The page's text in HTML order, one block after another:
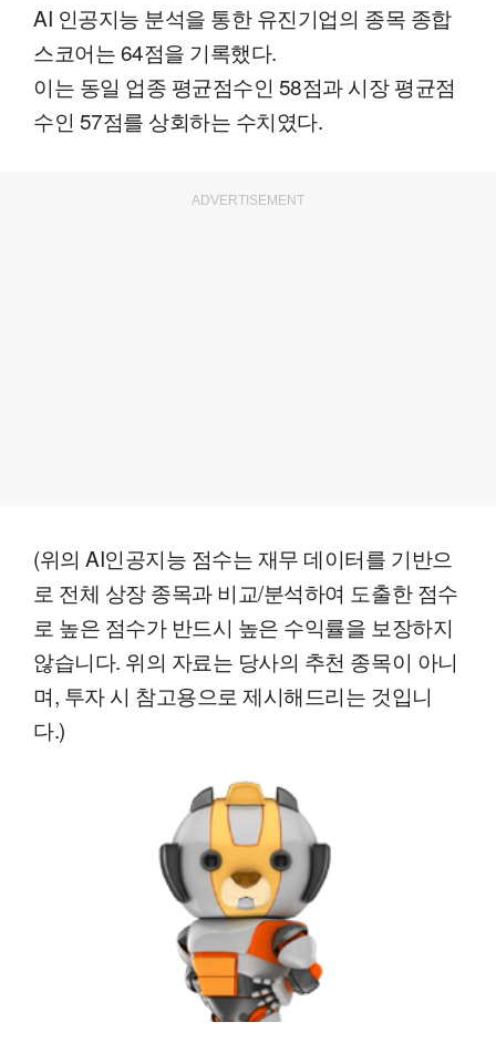
AI 인공지능 분석을 통한 유진기업의 종목 종합
스코어는 64점을 기록했다.
이는 동일 업종 평균점수인 58점과 시장 평균점
수인 57점를 상회하는 수치였다.
ADVERTISEMENT
(위의 AI인공지능 점수는 재무 데이터를 기반으
로 전체 상장 종목과 비교/분석하여 도출한 점수
로 높은 점수가 반드시 높은 수익률을 보장하지
않습니다. 위의 자료는 당사의 추천 종목이 아니
며, 투자 시 참고용으로 제시해드리는 것입니
다.)